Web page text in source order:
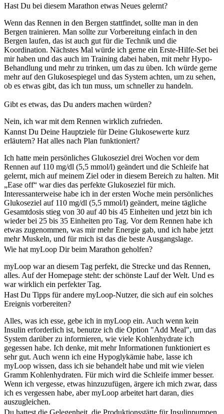
Hast Du bei diesem Marathon etwas Neues gelernt?
Wenn das Rennen in den Bergen stattfindet, sollte man in den
Bergen trainieren. Man sollte zur Vorbereitung einfach in den
Bergen laufen, das ist auch gut für die Technik und die
Koordination. Nächstes Mal würde ich gerne ein Erste-Hilfe-Set bei
mir haben und das auch im Training dabei haben, mit mehr Hypo-
Behandlung und mehr zu trinken, um das zu üben. Ich würde gerne
mehr auf den Glukosespiegel und das System achten, um zu sehen,
ob es etwas gibt, das ich tun muss, um schneller zu handeln.
Gibt es etwas, das Du anders machen würden?
Nein, ich war mit dem Rennen wirklich zufrieden.
Kannst Du Deine Hauptziele für Deine Glukosewerte kurz
erläutern? Hat alles nach Plan funktioniert?
Ich hatte mein persönliches Glukoseziel drei Wochen vor dem
Rennen auf 110 mg/dl (5,5 mmol/l) geändert und die Schleife hat
gelernt, mich auf meinem Ziel oder in diesem Bereich zu halten. Mit
„Ease off“ war dies das perfekte Glukoseziel für mich.
Interessanterweise habe ich in der ersten Woche mein persönliches
Glukoseziel auf 110 mg/dl (5,5 mmol/l) geändert, meine tägliche
Gesamtdosis stieg von 30 auf 40 bis 45 Einheiten und jetzt bin ich
wieder bei 25 bis 35 Einheiten pro Tag. Vor dem Rennen habe ich
etwas zugenommen, was mir mehr Energie gab, und ich habe jetzt
mehr Muskeln, und für mich ist das die beste Ausgangslage.
Wie hat myLoop Dir beim Marathon geholfen?
myLoop war an diesem Tag perfekt, die Strecke und das Rennen,
alles. Auf der Homepage steht: der schönste Lauf der Welt. Und es
war wirklich ein perfekter Tag.
Hast Du Tipps für andere myLoop-Nutzer, die sich auf ein solches
Ereignis vorbereiten?
Alles, was ich esse, gebe ich in myLoop ein. Auch wenn kein
Insulin erforderlich ist, benutze ich die Option "Add Meal", um das
System darüber zu informieren, wie viele Kohlenhydrate ich
gegessen habe. Ich denke, mit mehr Informationen funktioniert es
sehr gut. Auch wenn ich eine Hypoglykämie habe, lasse ich
myLoop wissen, dass ich sie behandelt habe und mit wie vielen
Gramm Kohlenhydraten. Für mich wird die Schleife immer besser.
Wenn ich vergesse, etwas hinzuzufügen, ärgere ich mich zwar, dass
ich es vergessen habe, aber myLoop arbeitet hart daran, dies
auszugleichen.
Du hattest die Gelegenheit, die Produktionsstätte für Insulinpumpen